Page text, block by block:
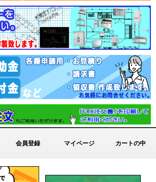
会員登録 マイページ カートの中